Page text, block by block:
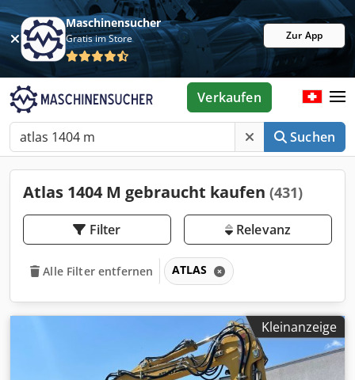
Maschinensucher
Gratis im Store Zur App
Suchen
Verkaufen
Atlas 1404 M gebraucht kaufen (431)
Filter Relevanz
Alle Filter entfernen ATLAS
Kleinanzeige